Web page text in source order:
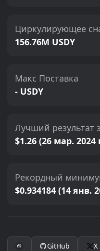
Циркулирующее
156.76M USDY
Макс Поставка
- USDY
Лучший результат
$1.26 (26 мар. 2024
Рекордный
$0.934184 (14 янв.
GitHub X